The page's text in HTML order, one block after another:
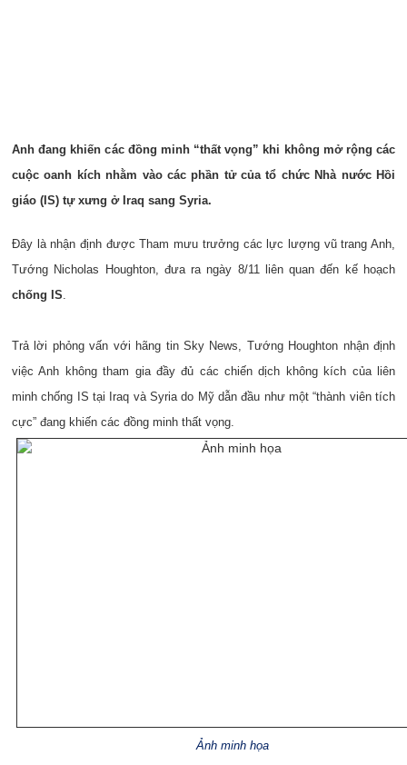
Anh đang khiến các đồng minh “thất vọng” khi không mở rộng các
cuộc oanh kích nhằm vào các phần tử của tổ chức Nhà nước Hồi
giáo (IS) tự xưng ở Iraq sang Syria.
Đây là nhận định được Tham mưu trưởng các lực lượng vũ trang Anh,
Tướng Nicholas Houghton, đưa ra ngày 8/11 liên quan đến kế hoạch
chống IS.
Trả lời phỏng vấn với hãng tin Sky News, Tướng Houghton nhận định
việc Anh không tham gia đầy đủ các chiến dịch không kích của liên
minh chống IS tại Iraq và Syria do Mỹ dẫn đầu như một “thành viên tích
cực” đang khiến các đồng minh thất vọng.
Ảnh minh họa